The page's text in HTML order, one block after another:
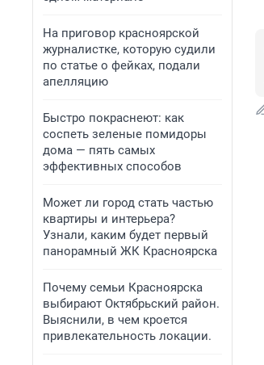
На приговор красноярской
журналистке, которую судили
по статье о фейках, подали
апелляцию
Быстро покраснеют: как
соспеть зеленые помидоры
дома — пять самых
эффективных способов
Может ли город стать частью
квартиры и интерьера?
Узнали, каким будет первый
панорамный ЖК Красноярска
Почему семьи Красноярска
выбирают Октябрьский район.
Выяснили, в чем кроется
привлекательность локации.